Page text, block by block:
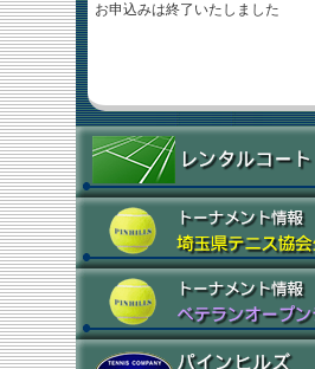
お申込みは終了いたしました